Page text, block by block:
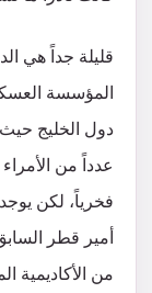
قليلة جداً هي
المؤسسة
دول الخليج
عدداً من
فخرياً، لكن
أمير قطر
من الأكاديمية